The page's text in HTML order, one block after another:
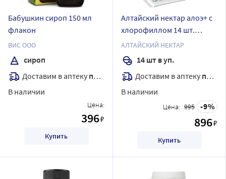
Бабушкин сироп 150 мл
флакон
ВИС ООО
сироп
Доставим в аптеку послезавтра
В наличии
Цена:
396₽
Купить
Алтайский нектар алоэ+ с
хлорофиллом 14 шт.
стиков по 20 гр пищевой
гель без сахара
АЛТАЙСКИЙ НЕКТАР
14 шт в уп.
Доставим в аптеку послезавтра
В наличии
Цена: 995 9
896₽
Купить